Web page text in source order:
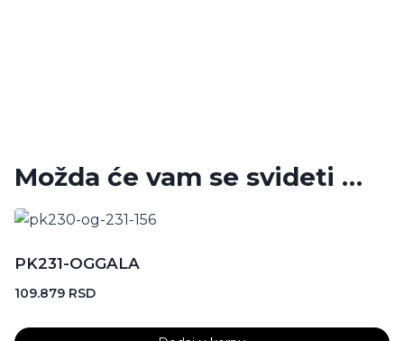
Možda će vam se svideti …
PK231-OGGALA
109.879 RSD